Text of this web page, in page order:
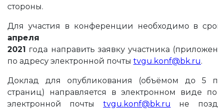
стороны.
Для участия в конференции необходимо в
апреля
2021 года направить заявку участника
по адресу электронной почты tvgu.konf@bk.ru.
Доклад для опубликования (объёмом до 5
страниц) направляется в электронном виде
электронной почты tvgu.konf@bk.ru не